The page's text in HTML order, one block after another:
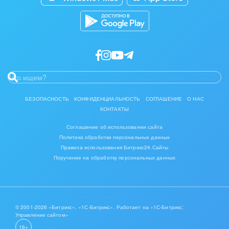
БЕЗОПАСНОСТЬ КОНФИДЕНЦИАЛЬНОСТЬ СОГЛАШЕНИЕ
О НАС
КОНТАКТЫ
Соглашение об использовании сайта
Политика обработки персональных данных
Правила использования Битрикс24.Сайты
Поручение на обработку персональных данных
© 2001-2026 «Битрикс», «1С-Битрикс». Работает на «1С-Битрикс:
Управление сайтом»
16+